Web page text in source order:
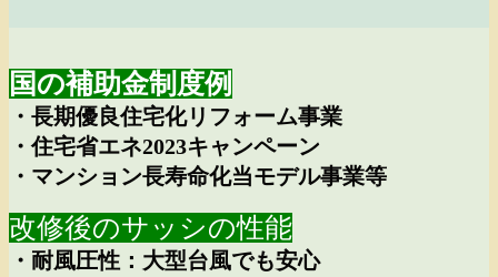
国の補助金制度例
・長期優良住宅化リフォーム事業
・住宅省エネ2023キャンペーン
・マンション長寿命化当モデル事業等
改修後のサッシの性能
・耐風圧性：大型台風でも安心